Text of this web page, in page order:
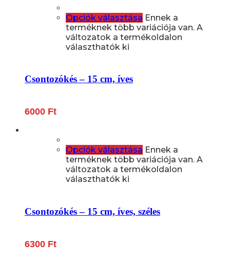
Opciók választása Ennek a
terméknek több variációja van. A
változatok a termékoldalon
választhatók ki
Csontozókés – 15 cm, íves
6000 Ft
Opciók választása Ennek a
terméknek több variációja van. A
változatok a termékoldalon
választhatók ki
Csontozókés – 15 cm, íves, széles
6300 Ft